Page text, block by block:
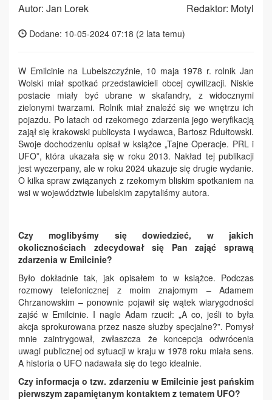
Autor: Jan Lorek Redaktor: Motyl
Dodane: 10-05-2024 07:18 (2 lata temu)
W Emilcinie na Lubelszczyźnie, 10 maja 1978 r. rolnik Jan
Wolski miał spotkać przedstawicieli obcej cywilizacji. Niskie
postacie miały być ubrane w skafandry, z widocznymi
zielonymi twarzami. Rolnik miał znaleźć się we wnętrzu ich
pojazdu. Po latach od rzekomego zdarzenia jego weryfikacją
zajął się krakowski publicysta i wydawca, Bartosz Rdułtowski.
Swoje dochodzeniu opisał w książce „Tajne Operacje. PRL i
UFO”, która ukazała się w roku 2013. Nakład tej publikacji
jest wyczerpany, ale w roku 2024 ukazuje się drugie wydanie.
O kilka spraw związanych z rzekomym bliskim spotkaniem na
wsi w województwie lubelskim zapytaliśmy autora.
Czy moglibyśmy się dowiedzieć, w jakich
okolicznościach zdecydował się Pan zająć sprawą
zdarzenia w Emilcinie?
Było dokładnie tak, jak opisałem to w książce. Podczas
rozmowy telefonicznej z moim znajomym – Adamem
Chrzanowskim – ponownie pojawił się wątek wiarygodności
zajść w Emilcinie. I nagle Adam rzucił: „A co, jeśli to była
akcja sprokurowana przez nasze służby specjalne?”. Pomysł
mnie zaintrygował, zwłaszcza że koncepcja odwrócenia
uwagi publicznej od sytuacji w kraju w 1978 roku miała sens.
A historia o UFO nadawała się do tego idealnie.
Czy informacja o tzw. zdarzeniu w Emilcinie jest pańskim
pierwszym zapamiętanym kontaktem z tematem UFO?